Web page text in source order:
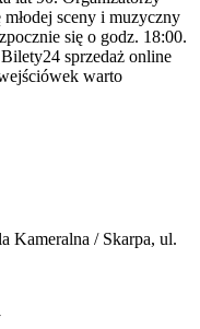
sceny i muzyczny
się o godz. 18:00.
sprzedaż online
warto
Kameralna / Skarpa, ul.